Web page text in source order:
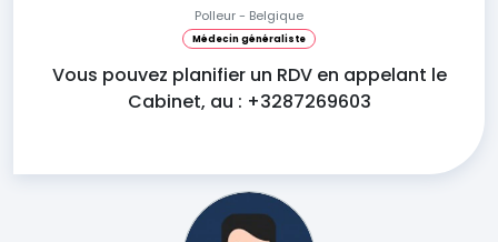
Polleur - Belgique
Médecin généraliste
Vous pouvez planifier un RDV en appelant le
Cabinet, au : +3287269603